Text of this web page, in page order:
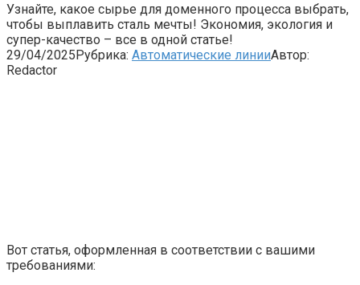
Узнайте, какое сырье для доменного процесса выбрать,
чтобы выплавить сталь мечты! Экономия, экология и
супер-качество – все в одной статье!
29/04/2025Рубрика: Автоматические линииАвтор:
Redactor
Вот статья, оформленная в соответствии с вашими
требованиями: